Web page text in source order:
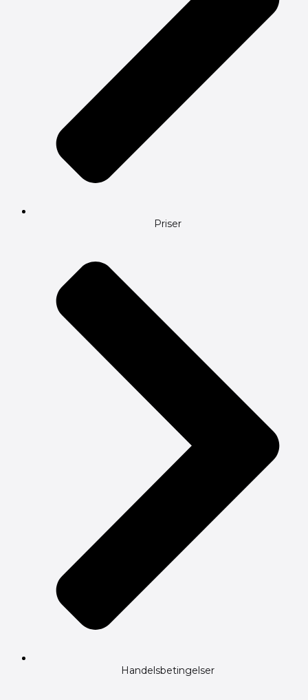
Priser
Handelsbetingelser